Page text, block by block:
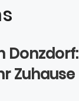
Zuhause